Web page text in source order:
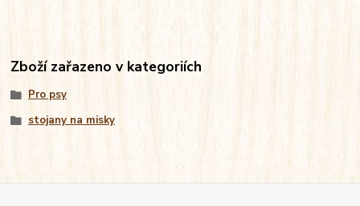
Zboží zařazeno v kategoriích
Pro psy
stojany na misky